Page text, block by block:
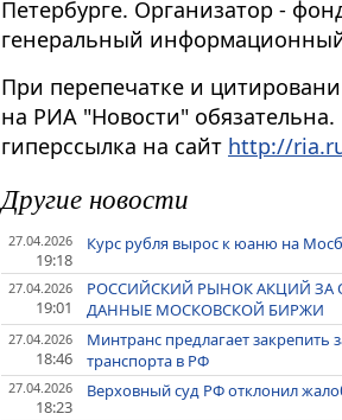
Петербурге. Организатор -
генеральный
При перепечатке и
на РИА "Новости"
гиперссылка на сайт http://
Другие новости
27.04.2026
19:18
Курс рубля вырос к юаню на
27.04.2026
19:01
РОССИЙСКИЙ РЫНОК АКЦИЙ ЗА
ДАННЫЕ МОСКОВСКОЙ БИРЖИ
27.04.2026
18:46
Минтранс предлагает
транспорта в РФ
27.04.2026
18:23
Верховный суд РФ отклонил